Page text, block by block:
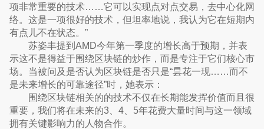
项非常重要的技术……它可以实现点对点交易，去中心化网
络。这是一项很好的技术，但坦率地说，我认为它在短期内
有点儿不在状态。”
苏姿丰提到AMD今年第一季度的增长高于预期，并表
示这不是得益于围绕区块链的炒作，而是专注于它们核心市
场。当被问及是否认为区块链是否只是“昙花一现……而不
是未来增长的可靠途径”时，她表示：
围绕区块链相关的的技术不仅在长期能发挥价值而且很
重要，我们将在未来的3、4、5年花费大量时间与这一领域
拥有关键影响力的人物合作。